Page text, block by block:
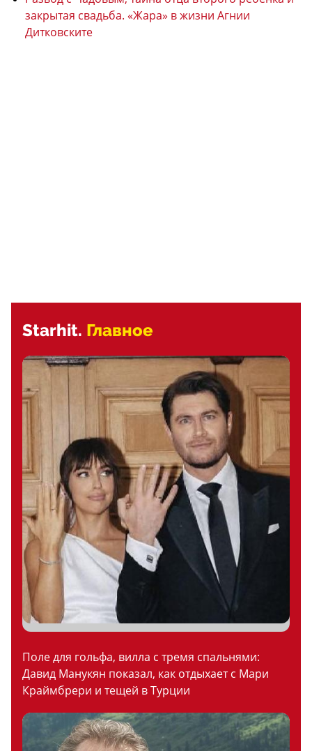
закрытая свадьба. «Жара» в жизни Агнии
Дитковските
Starhit. Главное
Поле для гольфа, вилла с тремя спальнями:
Давид Манукян показал, как отдыхает с Мари
Краймбрери и тещей в Турции